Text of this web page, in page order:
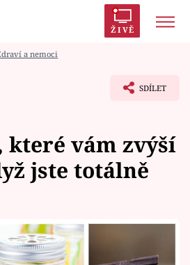
ŽIVĚ
a nemoci
SDÍLET
které vám zvýší
jste totálně